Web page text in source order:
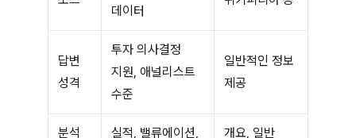
데이터
답변
성격
투자 의사결정
지원, 애널리스트
수준
일반적인 정보
제공
분석
실적, 밸류에이션,
개요, 일반